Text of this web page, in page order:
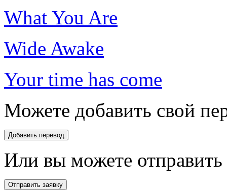
What You Are
Wide Awake
Your time has come
Можете добавить свой
Или вы можете отправить